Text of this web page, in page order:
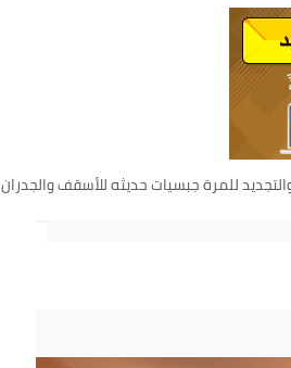
للمرة جبسيات حديثه للأسقف والجدران